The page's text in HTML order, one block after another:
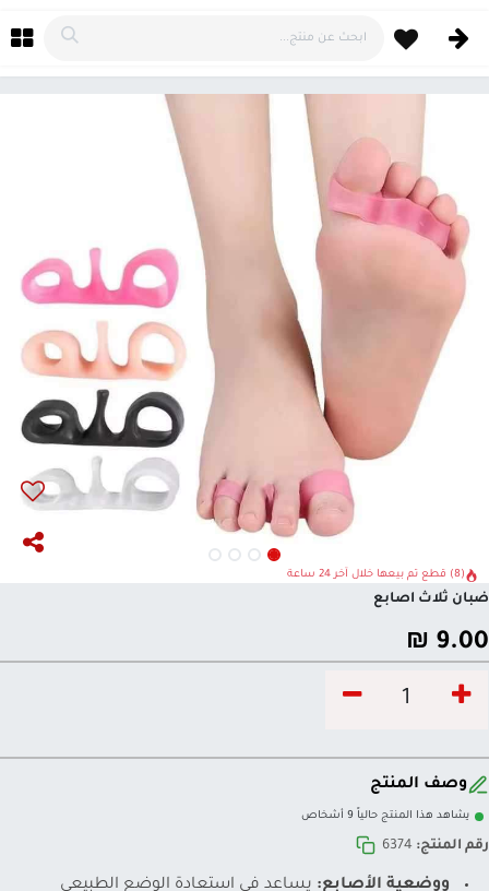
(8) قطع تم بيعها خلال آخر 24 ساعة
ضبان ثلاث اصابع
9.00
₪
وصف المنتج
يشاهد هذا المنتج حالياً 9 أشخاص
رقم المنتج: 6374
ووضعية الأصابع: يساعد في استعادة الوضع الطبيعي